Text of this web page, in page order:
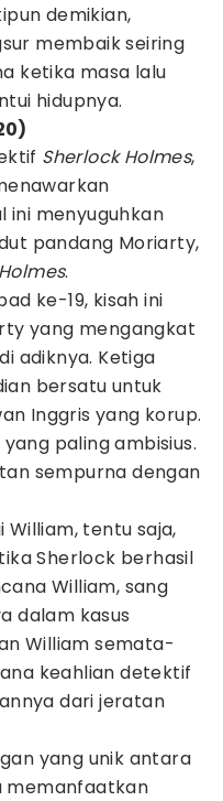
demikian,
membaik seiring
ketika masa lalu
hidupnya.
Sherlock Holmes,
ini menyuguhkan
pandang Moriarty,
.
ke-19, kisah ini
yang mengangkat
adiknya. Ketiga
bersatu untuk
Inggris yang korup.
paling ambisius.
sempurna dengan
tentu saja,
Sherlock berhasil
William, sang
dalam kasus
William semata-
keahlian detektif
dari jeratan
yang unik antara
memanfaatkan